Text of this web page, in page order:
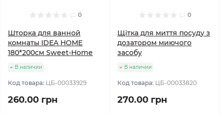
0
Шторка для ванной
комнаты IDEA HOME
180*200см Sweet-Home
В наличии
Код товара: ЦБ-00033929
260.00 грн
0
Щітка для миття посуду з
дозатором миючого
засобу
В наличии
Код товара: ЦБ-00033820
270.00 грн